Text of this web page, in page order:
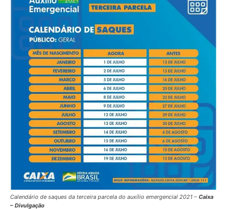
Calendário de saques da terceira parcela do auxílio emergencial 2021 – Caixa
– Divulgação